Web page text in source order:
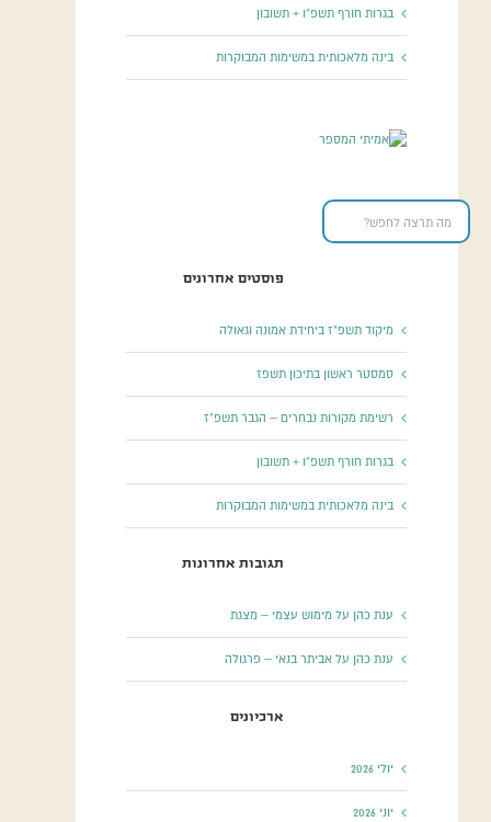
בגרות חורף תשפ”ו + תשובון
בינה מלאכותית במשימות המבוקרות
פוסטים אחרונים
מיקוד תשפ”ז ביחידת אמונה וגאולה
סמסטר ראשון בתיכון תשפז
רשימת מקורות נבחרים – הגבר תשפ”ז
בגרות חורף תשפ”ו + תשובון
בינה מלאכותית במשימות המבוקרות
תגובות אחרונות
ענת כהן על מימוש עצמי – מצגת
ענת כהן על אביתר בנאי – פרגולה
ארכיונים
יולי 2026
יוני 2026